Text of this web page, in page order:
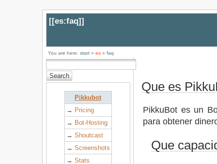
[[es:faq]]
You are here: start» es» faq
Pikkubot
→ Pricing
→ Bot-Hosting
→ Shoutcast
→ Screenshots
→ Stats
Que es
PikkuBot es un
para obtener
Que